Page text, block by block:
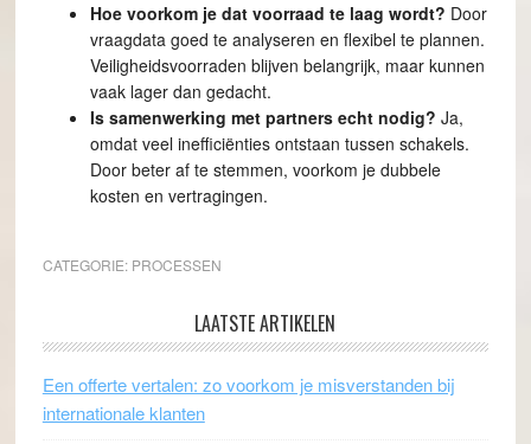
Hoe voorkom je dat voorraad te laag wordt? Door
vraagdata goed te analyseren en flexibel te plannen.
Veiligheidsvoorraden blijven belangrijk, maar kunnen
vaak lager dan gedacht.
Is samenwerking met partners echt nodig? Ja,
omdat veel inefficiënties ontstaan tussen schakels.
Door beter af te stemmen, voorkom je dubbele
kosten en vertragingen.
CATEGORIE: PROCESSEN
LAATSTE ARTIKELEN
Een offerte vertalen: zo voorkom je misverstanden bij
internationale klanten